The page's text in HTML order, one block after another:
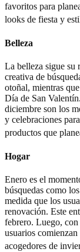
favoritos para
looks de fiesta y
Belleza
La belleza sigue su
creativa de
otoñal, mientras
Día de San
diciembre son los
y celebraciones
productos que
Hogar
Enero es el
búsquedas como
medida que los
renovación. Este
febrero. Luego,
usuarios
acogedores de